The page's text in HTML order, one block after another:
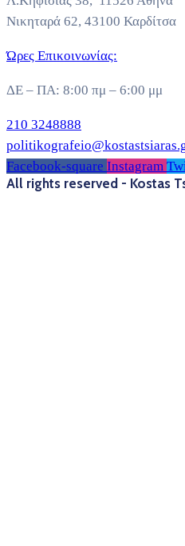
Νικηταρά 62, 43100 Καρδίτσα
Ώρες Επικοινωνίας:
ΔΕ – ΠΑ: 8:00 πμ – 6:00 μμ
210 3248888
Facebook-square Instagram
All rights reserved - Kostas